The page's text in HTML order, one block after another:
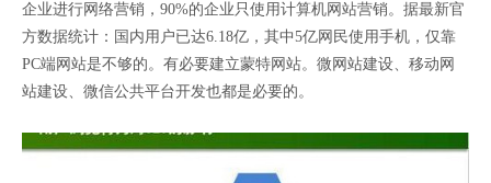
企业进行网络营销，90%的企业只使用计算机网站营销。据最新官
方数据统计：国内用户已达6.18亿，其中5亿网民使用手机，仅靠
PC端网站是不够的。有必要建立蒙特网站。微网站建设、移动网
站建设、微信公共平台开发也都是必要的。